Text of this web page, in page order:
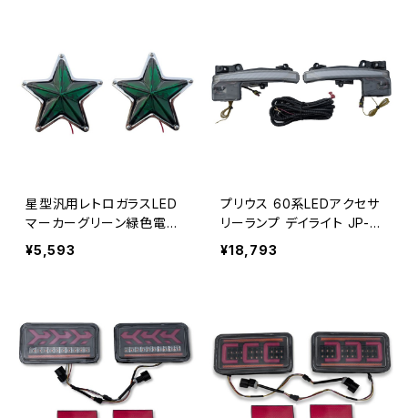
星型汎用レトロガラスLED
マーカーグリーン緑色電装
電飾装飾直径約144mm奥
行約45ｍｍスターマーカ
¥5,593
プリウス 60系LEDアクセサ
リーランプ デイライト JP-P
R60-FOG
¥18,793